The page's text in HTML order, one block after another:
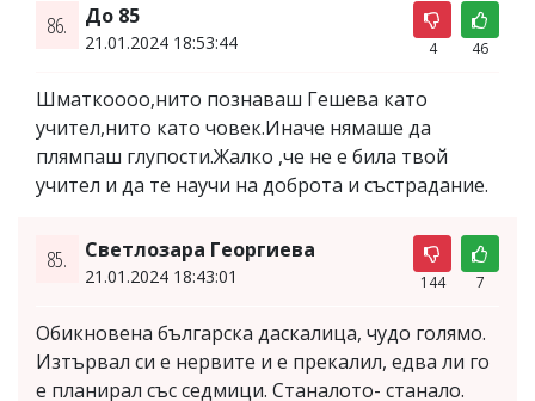
86. До 85
21.01.2024 18:53:44 4 46
Шматкоооо,нито познаваш Гешева като
учител,нито като човек.Иначе нямаше да
плямпаш глупости.Жалко ,че не е била твой
учител и да те научи на доброта и състрадание.
85. Светлозара Георгиева
21.01.2024 18:43:01 144 7
Обикновена българска даскалица, чудо голямо.
Изтървал си е нервите и е прекалил, едва ли го
е планирал със седмици. Станалото- станало.